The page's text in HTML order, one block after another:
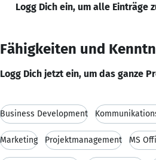
Logg Dich ein, um alle Einträge
Fähigkeiten und
Logg Dich jetzt ein, um das ganze
Business Development
Marketing Projektmanagement MS